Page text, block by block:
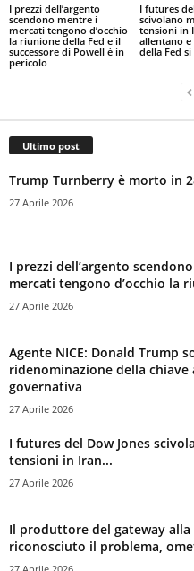
I prezzi dell’argento
scendono mentre i
mercati tengono d’occhio
la riunione della Fed e il
successore di Powell è in
pericolo
I futures
scivolano
tensioni in
allentano
della Fed
Ultimo post
Trump Turnberry è morto in
27 Aprile 2026
I prezzi dell’argento
mercati tengono d’occhio la
27 Aprile 2026
Agente NICE: Donald Trump
ridenominazione della chiave
governativa
27 Aprile 2026
I futures del Dow Jones
tensioni in Iran...
27 Aprile 2026
Il produttore del gateway alla
riconosciuto il problema,